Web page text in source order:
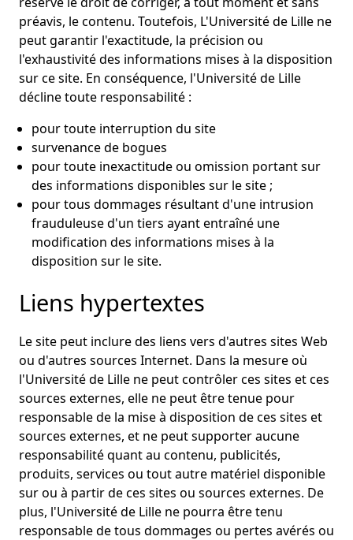
préavis, le contenu. Toutefois, L'Université de Lille ne
peut garantir l'exactitude, la précision ou
l'exhaustivité des informations mises à la disposition
sur ce site. En conséquence, l'Université de Lille
décline toute responsabilité :
pour toute interruption du site
survenance de bogues
pour toute inexactitude ou omission portant sur
des informations disponibles sur le site ;
pour tous dommages résultant d'une intrusion
frauduleuse d'un tiers ayant entraîné une
modification des informations mises à la
disposition sur le site.
Liens hypertextes
Le site peut inclure des liens vers d'autres sites Web
ou d'autres sources Internet. Dans la mesure où
l'Université de Lille ne peut contrôler ces sites et ces
sources externes, elle ne peut être tenue pour
responsable de la mise à disposition de ces sites et
sources externes, et ne peut supporter aucune
responsabilité quant au contenu, publicités,
produits, services ou tout autre matériel disponible
sur ou à partir de ces sites ou sources externes. De
plus, l'Université de Lille ne pourra être tenu
responsable de tous dommages ou pertes avérés ou